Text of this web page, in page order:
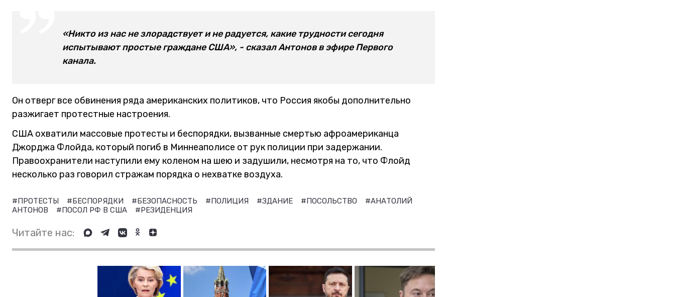
«Никто из нас не злорадствует и не радуется, какие трудности сегодня
испытывают простые граждане США», - сказал Антонов в эфире Первого
канала.
Он отверг все обвинения ряда американских политиков, что Россия якобы дополнительно
разжигает протестные настроения.
США охватили массовые протесты и беспорядки, вызванные смертью афроамериканца
Джорджа Флойда, который погиб в Миннеаполисе от рук полиции при задержании.
Правоохранители наступили ему коленом на шею и задушили, несмотря на то, что Флойд
несколько раз говорил стражам порядка о нехватке воздуха.
#ПРОТЕСТЫ #БЕСПОРЯДКИ #БЕЗОПАСНОСТЬ #ПОЛИЦИЯ #ЗДАНИЕ #ПОСОЛЬСТВО
#АНАТОЛИЙ
АНТОНОВ
#ПОСОЛ РФ В США #РЕЗИДЕНЦИЯ
Читайте нас: